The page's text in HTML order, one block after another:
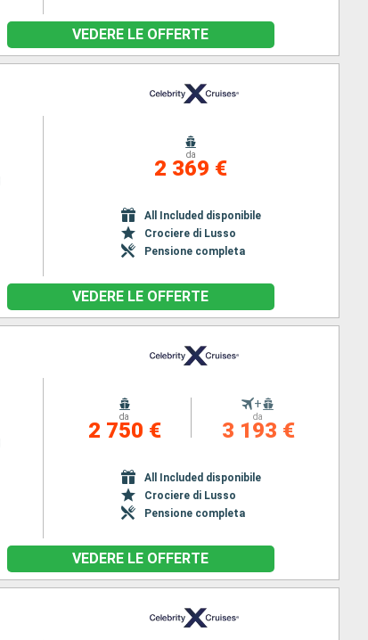
VEDERE LE OFFERTE
da
2 369 €
All Included disponibile
Crociere di Lusso
Pensione completa
VEDERE LE OFFERTE
da
2 750 €
+
da
3 193 €
All Included disponibile
Crociere di Lusso
Pensione completa
VEDERE LE OFFERTE